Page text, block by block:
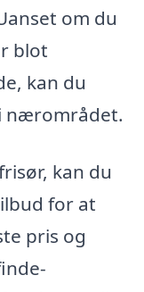
om du
blot
kan du
nærområdet.
kan du
for at
pris og